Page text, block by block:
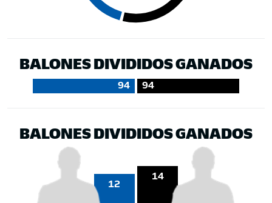
BALONES DIVIDIDOS GANADOS
94 94
BALONES DIVIDIDOS GANADOS
12
14